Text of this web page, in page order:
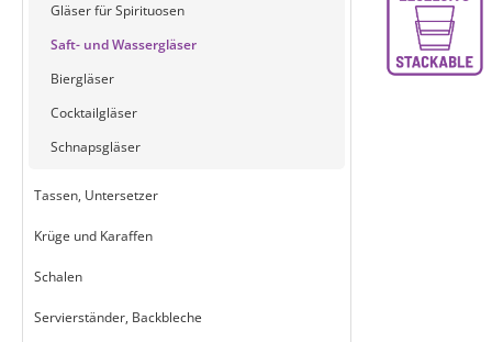
Gläser für Spirituosen
Saft- und Wassergläser
Biergläser
Cocktailgläser
Schnapsgläser
Tassen, Untersetzer
Krüge und Karaffen
Schalen
Servierständer, Backbleche